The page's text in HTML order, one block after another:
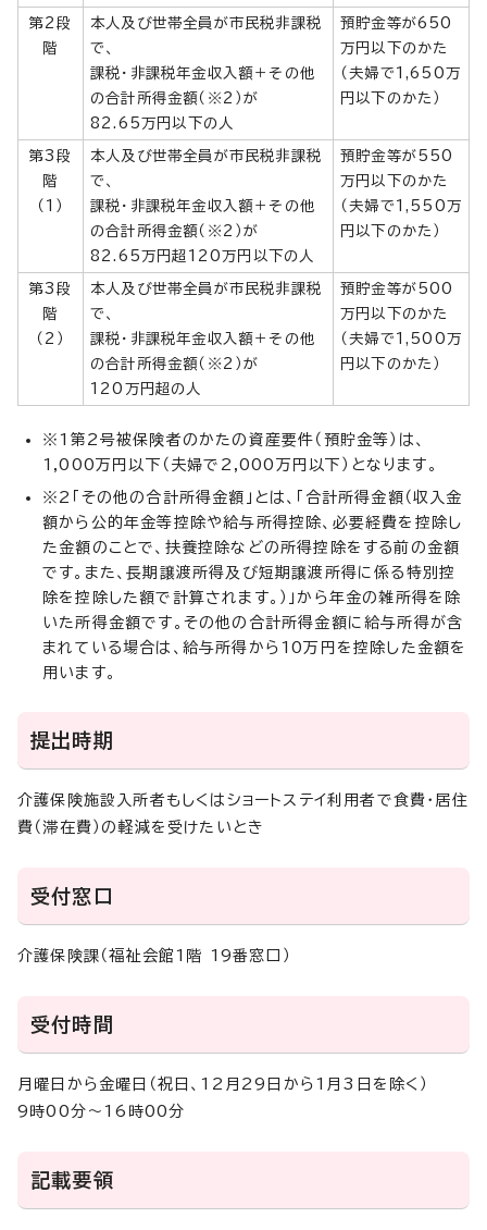
第2段
階
本人及び世帯全員が市民税非課税
で、
課税・非課税年金収入額＋その他
の合計所得金額（※2）が
82.65万円以下の人
預貯金等が650
万円以下のかた
（夫婦で1,650万
円以下のかた）
第3段
階
（1）
本人及び世帯全員が市民税非課税
で、
課税・非課税年金収入額＋その他
の合計所得金額（※2）が
82.65万円超120万円以下の人
預貯金等が550
万円以下のかた
（夫婦で1,550万
円以下のかた）
第3段
階
（2）
本人及び世帯全員が市民税非課税
で、
課税・非課税年金収入額＋その他
の合計所得金額（※2）が
120万円超の人
預貯金等が500
万円以下のかた
（夫婦で1,500万
円以下のかた）
※1第2号被保険者のかたの資産要件（預貯金等）は、
1,000万円以下（夫婦で2,000万円以下）となります。
※2「その他の合計所得金額」とは、「合計所得金額（収入金
額から公的年金等控除や給与所得控除、必要経費を控除し
た金額のことで、扶養控除などの所得控除をする前の金額
です。また、長期譲渡所得及び短期譲渡所得に係る特別控
除を控除した額で計算されます。）」から年金の雑所得を除
いた所得金額です。その他の合計所得金額に給与所得が含
まれている場合は、給与所得から10万円を控除した金額を
用います。
提出時期
介護保険施設入所者もしくはショートステイ利用者で食費・居住
費（滞在費）の軽減を受けたいとき
受付窓口
介護保険課（福祉会館1階 19番窓口）
受付時間
月曜日から金曜日（祝日、12月29日から1月3日を除く）
9時00分～16時00分
記載要領